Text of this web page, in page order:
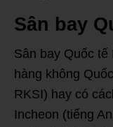
Sân bay
Sân bay Quốc
hàng không
RKSI) hay có
Incheon (tiếng